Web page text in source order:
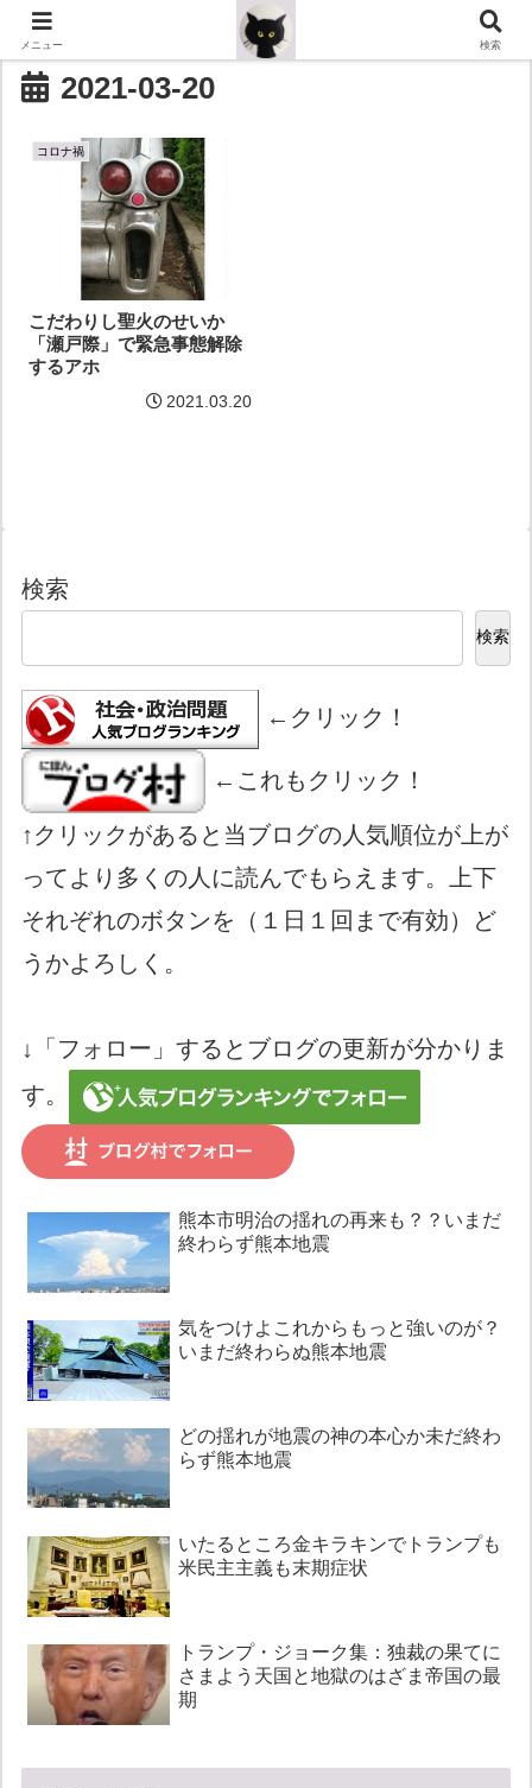
2021-03-20
コロナ禍
こだわりし聖火のせいか
「瀬戸際」で緊急事態解除
するアホ
2021.03.20
検索
検索
←クリック！
←これもクリック！
↑クリックがあると当ブログの人気順位が上が
ってより多くの人に読んでもらえます。上下
それぞれのボタンを（１日１回まで有効）ど
うかよろしく。
↓「フォロー」するとブログの更新が分かりま
す。
熊本市明治の揺れの再来も？？いまだ
終わらず熊本地震
気をつけよこれからもっと強いのが？
いまだ終わらぬ熊本地震
どの揺れが地震の神の本心か未だ終わ
らず熊本地震
いたるところ金キラキンでトランプも
米民主主義も末期症状
トランプ・ジョーク集：独裁の果てに
さまよう天国と地獄のはざま帝国の最
期
メニュー 検索